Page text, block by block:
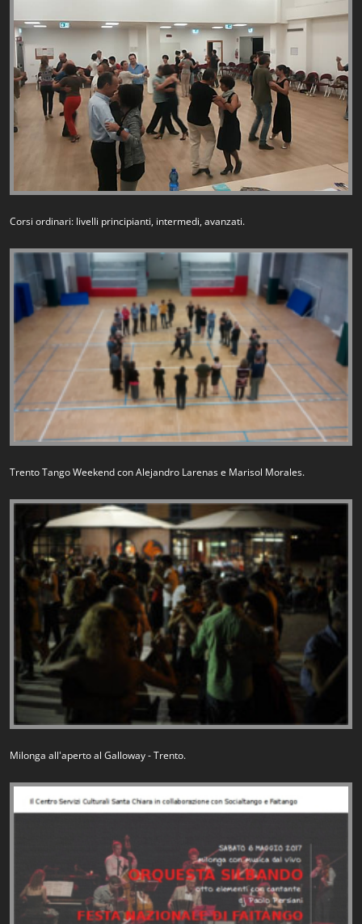
Corsi ordinari: livelli principianti, intermedi, avanzati.
Trento Tango Weekend con Alejandro Larenas e Marisol Morales.
Milonga all'aperto al Galloway - Trento.